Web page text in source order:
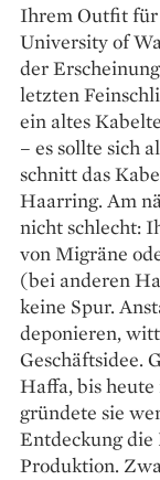
Ihrem Outfit für
University of
der
letzten
ein altes
– es sollte sich
schnitt das
Haarring. Am
nicht schlecht:
von Migräne
(bei anderen
keine Spur.
deponieren,
Geschäftsidee.
Haffa, bis
gründete sie
Entdeckung
Produktion.